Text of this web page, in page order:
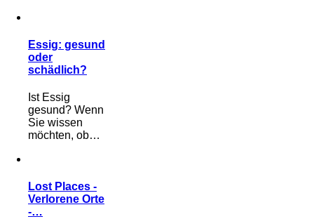
Essig: gesund
oder
schädlich?
Ist Essig
gesund? Wenn
Sie wissen
möchten, ob…
Lost Places -
Verlorene Orte
-…